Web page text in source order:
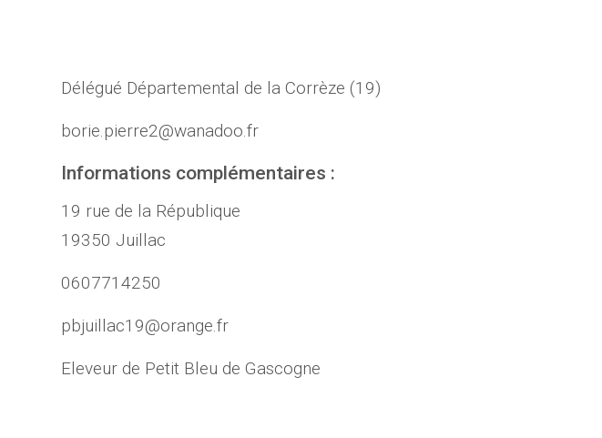
Délégué Départemental de la Corrèze (19)
borie.pierre2@wanadoo.fr
Informations complémentaires :
19 rue de la République
19350 Juillac
0607714250
pbjuillac19@orange.fr
Eleveur de Petit Bleu de Gascogne